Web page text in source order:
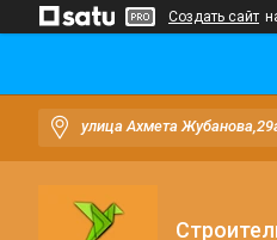
Создать сайт
улица Ахмета